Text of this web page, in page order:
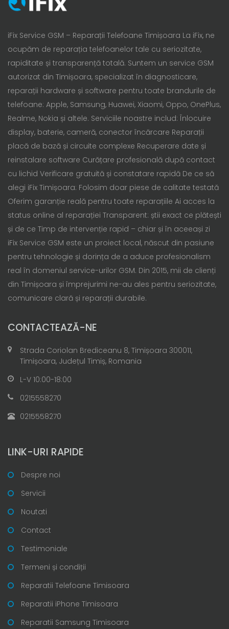
iFix Service GSM – Reparații Telefoane Timișoara La iFix, ne
ocupăm de reparația telefoanelor tale cu seriozitate,
rapiditate și transparență totală. Suntem un service GSM
autorizat din Timișoara, specializat în diagnosticare,
reparații hardware și software pentru toate brandurile de
telefoane: Apple, Samsung, Huawei, Xiaomi, Oppo, OnePlus,
Realme, Nokia și altele. Serviciile noastre includ: Înlocuire
display, baterie, cameră, conector încărcare Reparații
placă de bază și circuite complexe Recuperare date și
reinstalare software Curățare profesională după contact
cu lichid Verificare gratuită și constatare rapidă De ce să
alegi iFix Timișoara: Folosim doar piese de calitate testată
Oferim garanție reală pentru toate reparațiile Ai acces la
status online al reparației Transparent: știi exact ce plătești
și de ce Timp de intervenție rapid – chiar și în aceeași zi
iFix Service GSM este un proiect local, născut din pasiune
pentru tehnologie și dorința de a aduce profesionalism
real în domeniul service-urilor GSM. Din 2015, mii de clienți
din Timișoara și împrejurimi ne-au ales pentru seriozitate,
comunicare clară și reparații durabile.
CONTACTEAZĂ-NE
Strada Coriolan Brediceanu 8, Timișoara 300011,
Timișoara, Județul Timiș, Romania
L-V 10:00-18:00
0215558270
0215558270
LINK-URI RAPIDE
Despre noi
Servicii
Noutati
Contact
Testimoniale
Termeni și condiții
Reparatii Telefoane Timisoara
Reparatii iPhone Timisoara
Reparatii Samsung Timisoara